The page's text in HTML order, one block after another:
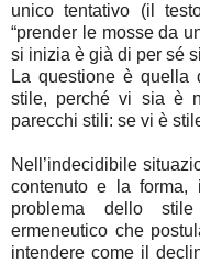
unico tentativo (il
“prender le mosse da
si inizia è già di per sé
La questione è quella
stile, perché vi sia è
parecchi stili: se vi è
Nell’indecidibile
contenuto e la
problema dello
ermeneutico che
intendere come il